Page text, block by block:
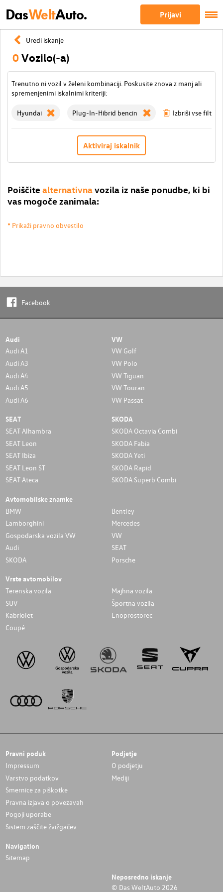
DasWeltAuto. Prijavi
Uredi iskanje
0Vozilo(-a)
Trenutno ni vozil v želeni kombinaciji. Poskusite znova z manj ali
spremenjenimi iskalnimi kriteriji:
Hyundai Plug-In-Hibrid bencin Izbriši vse filtre
Aktiviraj iskalnik
Poiščite alternativnavozila iz naše ponudbe, ki bi
vas mogoče zanimala:
* Prikaži pravno obvestilo
Facebook
Audi
Audi A1
Audi A3
Audi A4
Audi A5
Audi A6
VW
VW Golf
VW Polo
VW Tiguan
VW Touran
VW Passat
SEAT
SEAT Alhambra
SEAT Leon
SEAT Ibiza
SEAT Leon ST
SEAT Ateca
SKODA
SKODA Octavia Combi
SKODA Fabia
SKODA Yeti
SKODA Rapid
SKODA Superb Combi
Avtomobilske znamke
BMW
Bentley
Lamborghini
Mercedes
Gospodarska vozila VW
VW
Audi
SEAT
SKODA
Porsche
Vrste avtomobilov
Terenska vozila
Majhna vozila
SUV
Športna vozila
Kabriolet
Enoprostorec
Coupé
Pravni poduk
Impressum
Varstvo podatkov
Smernice za piškotke
Pravna izjava o povezavah
Pogoji uporabe
Sistem zaščite žvižgačev
Podjetje
O podjetju
Mediji
Navigation
Sitemap
Neposredno iskanje
© Das WeltAuto 2026